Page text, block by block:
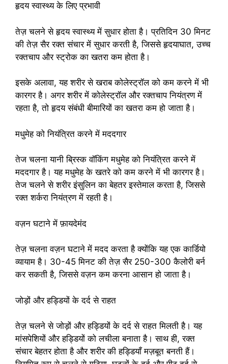
हृदय स्वास्थ्य के लिए प्रभावी
तेज़ चलने से हृदय स्वास्थ्य में सुधार होता है। प्रतिदिन 30 मिनट
की तेज़ सैर रक्त संचार में सुधार करती है, जिससे हृदयाघात, उच्च
रक्तचाप और स्ट्रोक का खतरा कम होता है।
इसके अलावा, यह शरीर से खराब कोलेस्ट्रॉल को कम करने में भी
कारगर है। अगर शरीर में कोलेस्ट्रॉल और रक्तचाप नियंत्रण में
रहता है, तो हृदय संबंधी बीमारियों का खतरा कम हो जाता है।
मधुमेह को नियंत्रित करने में मददगार
तेज चलना यानी ब्रिस्क वॉकिंग मधुमेह को नियंत्रित करने में
मददगार है। यह मधुमेह के खतरे को कम करने में भी कारगर है।
तेज चलने से शरीर इंसुलिन का बेहतर इस्तेमाल करता है, जिससे
रक्त शर्करा नियंत्रण में रहती है।
वज़न घटाने में फ़ायदेमंद
तेज़ चलना वज़न घटाने में मदद करता है क्योंकि यह एक कार्डियो
व्यायाम है। 30-45 मिनट की तेज़ सैर 250-300 कैलोरी बर्न
कर सकती है, जिससे वज़न कम करना आसान हो जाता है।
जोड़ों और हड्डियों के दर्द से राहत
तेज़ चलने से जोड़ों और हड्डियों के दर्द से राहत मिलती है। यह
मांसपेशियों और हड्डियों को लचीला बनाता है। साथ ही, रक्त
संचार बेहतर होता है और शरीर की हड्डियाँ मज़बूत बनती हैं।